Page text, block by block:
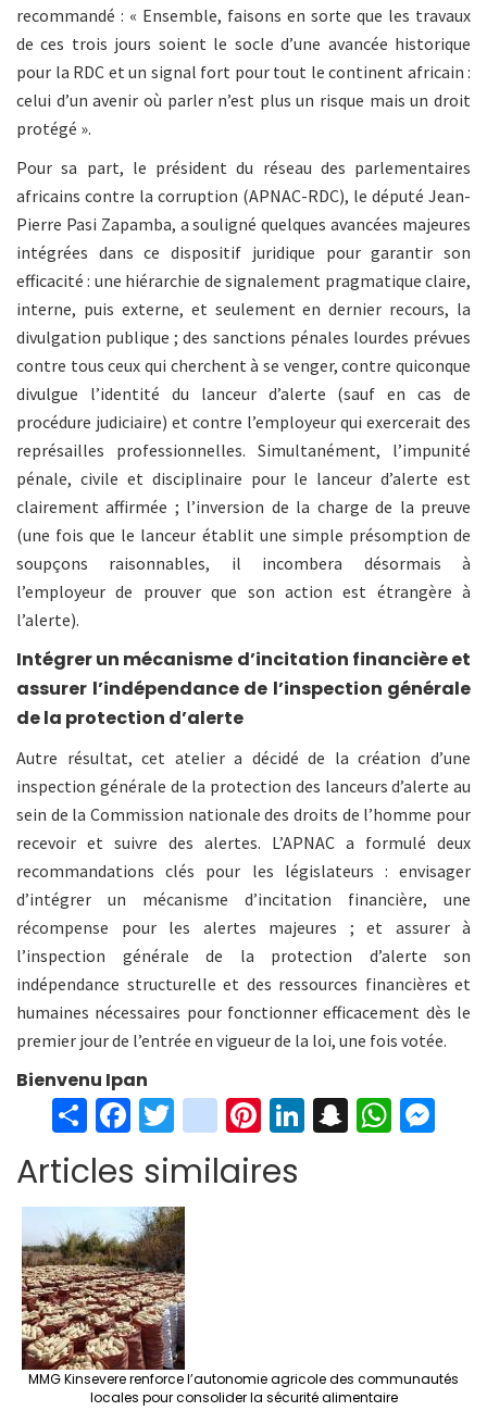
recommandé : « Ensemble, faisons en sorte que les travaux
de ces trois jours soient le socle d’une avancée historique
pour la RDC et un signal fort pour tout le continent africain :
celui d’un avenir où parler n’est plus un risque mais un droit
protégé ».
Pour sa part, le président du réseau des parlementaires
africains contre la corruption (APNAC-RDC), le député Jean-
Pierre Pasi Zapamba, a souligné quelques avancées majeures
intégrées dans ce dispositif juridique pour garantir son
efficacité : une hiérarchie de signalement pragmatique claire,
interne, puis externe, et seulement en dernier recours, la
divulgation publique ; des sanctions pénales lourdes prévues
contre tous ceux qui cherchent à se venger, contre quiconque
divulgue l’identité du lanceur d’alerte (sauf en cas de
procédure judiciaire) et contre l’employeur qui exercerait des
représailles professionnelles. Simultanément, l’impunité
pénale, civile et disciplinaire pour le lanceur d’alerte est
clairement affirmée ; l’inversion de la charge de la preuve
(une fois que le lanceur établit une simple présomption de
soupçons raisonnables, il incombera désormais à
l’employeur de prouver que son action est étrangère à
l’alerte).
Intégrer un mécanisme d’incitation financière et
assurer l’indépendance de l’inspection générale
de la protection d’alerte
Autre résultat, cet atelier a décidé de la création d’une
inspection générale de la protection des lanceurs d’alerte au
sein de la Commission nationale des droits de l’homme pour
recevoir et suivre des alertes. L’APNAC a formulé deux
recommandations clés pour les législateurs : envisager
d’intégrer un mécanisme d’incitation financière, une
récompense pour les alertes majeures ; et assurer à
l’inspection générale de la protection d’alerte son
indépendance structurelle et des ressources financières et
humaines nécessaires pour fonctionner efficacement dès le
premier jour de l’entrée en vigueur de la loi, une fois votée.
Bienvenu Ipan
S
h
ar
e
Fa
ce
b
o
o
k
T
wi
tt
er
in
st
ag
Pi
er
Li S W
Articles similaires
MMG Kinsevere renforce l’autonomie agricole des communautés
locales pour consolider la sécurité alimentaire